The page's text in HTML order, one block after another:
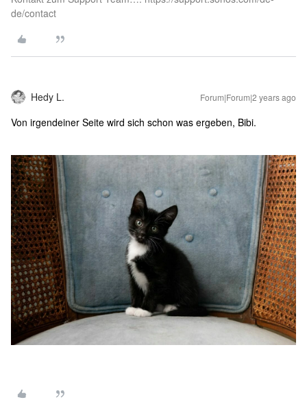
de/contact
Hedy L. Forum|Forum|2 years ago
Von irgendeiner Seite wird sich schon was ergeben, Bibi.